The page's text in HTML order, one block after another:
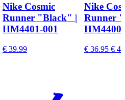
Nike Cosmic
Runner "Black" |
HM4401-001
€ 39.99
Nike
Runner
€ 36.95 €